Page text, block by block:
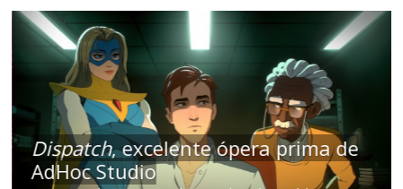
Dispatch, excelente ópera prima de
AdHoc Studio